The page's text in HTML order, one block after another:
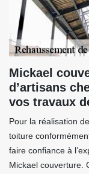
Mickael
d’artisans
vos travaux
Pour la réalisation
toiture
faire confiance à
Mickael couverture.